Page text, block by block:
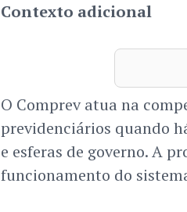
Contexto adicional
O Comprev atua na
previdenciários quando
e esferas de governo. A
funcionamento do